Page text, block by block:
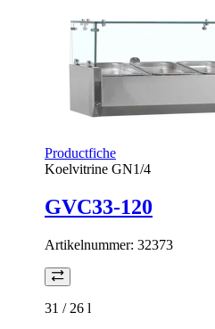
Productfiche
Koelvitrine GN1/4
GVC33-120
Artikelnummer: 32373
31 / 26 l